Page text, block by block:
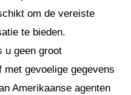
om de vereiste
te bieden.
u geen groot
met gevoelige gegevens
Amerikaanse agenten